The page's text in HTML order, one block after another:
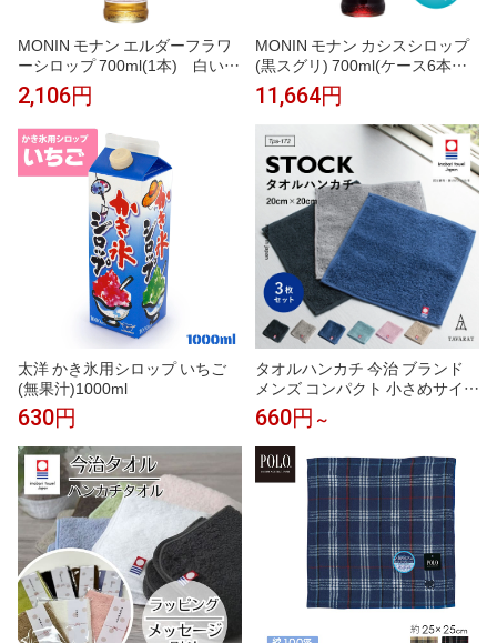
MONIN モナン エルダーフラワ
ーシロップ 700ml(1本) 白い花
の上品な香り マスカット風 ヒュ
ーゴ スプリッツ ジントニック
ソーダ ノンアルコールカクテル
モクテル 割り材 業務用 カフェ
フレーバーシロップ
2,106円
MONIN モナン カシスシロップ
(黒スグリ) 700ml(ケース6本入)
カシス 黒スグリ カシスオレン
ジ カシスソーダ カシスウーロン
ノンアルコール モクテル 割り材
業務用 カフェ フレーバーシロッ
プ
11,664円
太洋 かき氷用シロップ いちご
(無果汁)1000ml
630円
タオルハンカチ 今治 ブランド
メンズ コンパクト 小さめサイズ
ハンドタオル 今治タオル まとめ
買い 1枚 3枚セット 手拭きタオ
ル レディース 紳士 20×20cm Tp
s-172 クリスマス ギフト 新生活
［タバラット］
660円 ～